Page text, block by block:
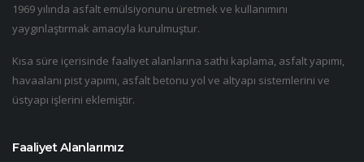
1969 yılında asfalt emülsiyonunu üretmek ve kullanımını
yaygınlaştırmak amacıyla kurulmuştur.
Kısa süre içerisinde faaliyet alanlarına sathi kaplama, asfalt yapımı,
havaalanı pist yapımı, asfalt betonu yol ve altyapı sistemlerini ve
üstyapı işlerini eklemiştir.
Faaliyet Alanlarımız